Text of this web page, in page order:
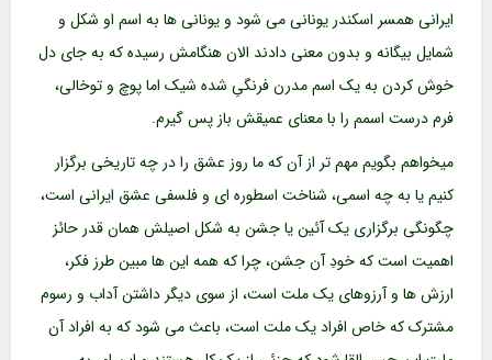
ایرانی همسر اسکندر یونانی می شود و یونانی ها به اسم او شکل و
شمایل بیگانه و بدون معنی دادند الان هنگامش رسیده که به جای دل
خوش کردن به یک اسم مدرن فرنگیِ شده شیک اما پوچ و توخالی،
فرم درست اسمم را با معنای عمیقش باز پس گیرم.
میخواهم بگویم مهم تر از آن که ما روز عشق را در چه تاریخی برگزار
کنیم یا به چه اسمی، شناخت اسطوره ای و فلسفی عشق ایرانی است،
چگونگی برگزاری یک آئین یا جشن به شکل اصیلش همان قدر حائز
اهمیت است که خودِ آن جشن، چرا که همه این ها مبین طرز فکر،
ارزش ها و آرزوهای یک ملت است، از سوی دیگر داشتن آداب و رسوم
مشترک که خاص افراد یک ملت است، باعث می شود که به افراد آن